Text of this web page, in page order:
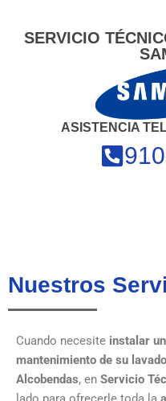
SERVICIO
ASISTENCIA
Nuestros
Cuando necesite instalar
mantenimiento de su
Alcobendas, en Servicio